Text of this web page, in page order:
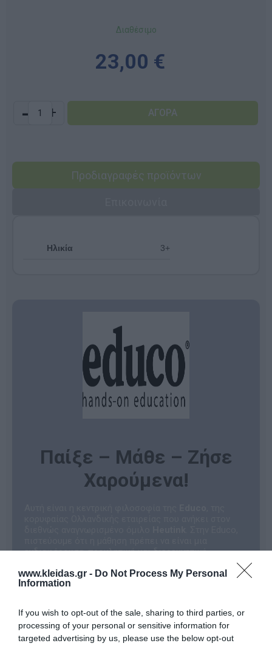
www.kleidas.gr - Do Not Process My Personal
Information
If you wish to opt-out of the sale, sharing to third parties, or
processing of your personal or sensitive information for
targeted advertising by us, please use the below opt-out
Διαθέσιμο
23,00 €
- +
Προδιαγραφές προϊόντων
Ηλικία 3+
Παίξε – Μάθε – Ζήσε
Χαρούμενα!
ενδιαφέρουσα, προκλητική και διερευνητική
Όλα τα προϊόντα της εταιρείας είναι σχεδιασμένα για
να ενθαρρύνουν τα παιδιά να παίξουν αυθόρμητα. Με
την εκπαιδευτική εμπειρία σε μια αξέχαστη
περιπέτεια!
Γιατί να επιλέξετε τα εκπαιδευτικά